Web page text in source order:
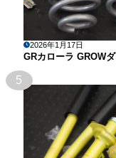
2026年1月17日
GRカローラ GROW
5